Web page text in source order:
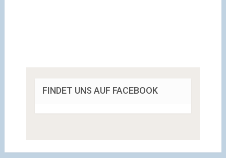
FINDET UNS AUF FACEBOOK